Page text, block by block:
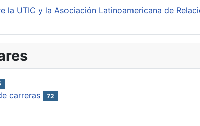
la UTIC y la Asociación Latinoamericana de
carreras 72